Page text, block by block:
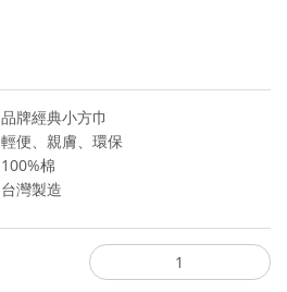
品牌經典小方巾
輕便、親膚、環保
100%棉
台灣製造